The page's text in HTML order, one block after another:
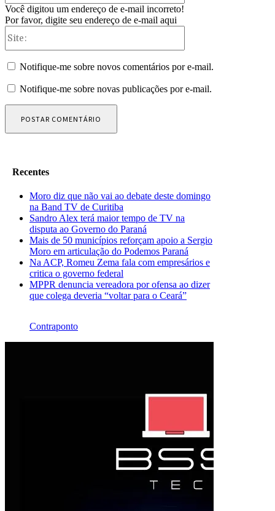
Você digitou um endereço de e-mail incorreto!
Por favor, digite seu endereço de e-mail aqui
Notifique-me sobre novos comentários por e-mail.
Notifique-me sobre novas publicações por e-mail.
Recentes
Moro diz que não vai ao debate deste domingo
na Band TV de Curitiba
Sandro Alex terá maior tempo de TV na
disputa ao Governo do Paraná
Mais de 50 municípios reforçam apoio a Sergio
Moro em articulação do Podemos Paraná
Na ACP, Romeu Zema fala com empresários e
critica o governo federal
MPPR denuncia vereadora por ofensa ao dizer
que colega deveria “voltar para o Ceará”
Contraponto